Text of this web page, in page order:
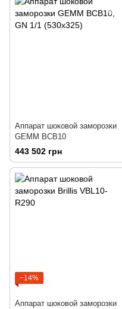
Аппарат шоковой заморозки
GEMM BCB10
443 502 грн
−14%
Аппарат шоковой заморозки